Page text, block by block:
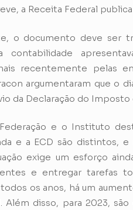
a Receita Federal
o documento deve ser
contabilidade
recentemente pelas
argumentaram que o
da Declaração do Imposto
e o Instituto
e a ECD são distintos,
exige um esforço
e entregar tarefas
os anos, há um
Além disso, para 2023,